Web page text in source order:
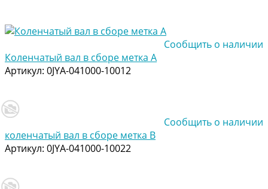
Сообщить о наличии
Коленчатый вал в сборе метка А
Артикул: 0JYA-041000-10012
Сообщить о наличии
коленчатый вал в сборе метка B
Артикул: 0JYA-041000-10022